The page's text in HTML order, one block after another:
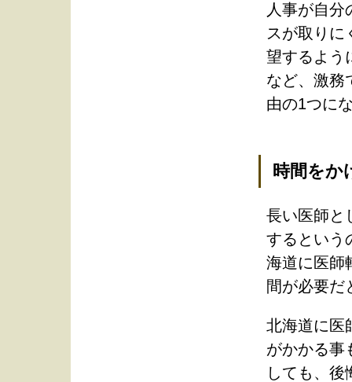
人事が自
スが取りに
望するよう
など、激務
由の1つに
時間をか
長い医師と
するという
海道に医師
間が必要だ
北海道に医
がかかる事
しても、後